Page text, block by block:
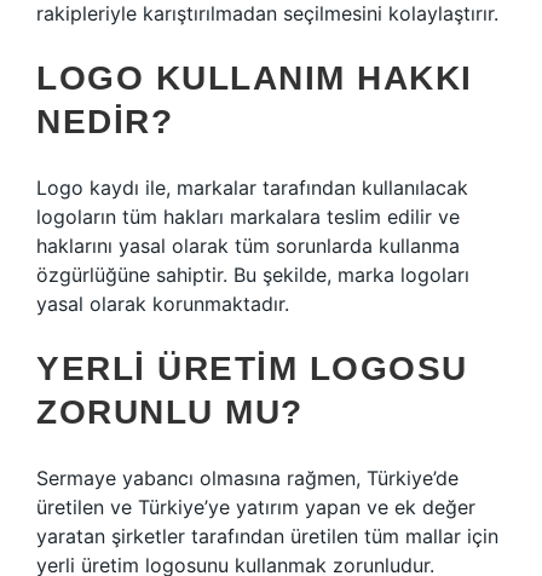
rakipleriyle karıştırılmadan seçilmesini kolaylaştırır.
LOGO KULLANIM HAKKI
NEDIR?
Logo kaydı ile, markalar tarafından kullanılacak
logoların tüm hakları markalara teslim edilir ve
haklarını yasal olarak tüm sorunlarda kullanma
özgürlüğüne sahiptir. Bu şekilde, marka logoları
yasal olarak korunmaktadır.
YERLI ÜRETIM LOGOSU
ZORUNLU MU?
Sermaye yabancı olmasına rağmen, Türkiye’de
üretilen ve Türkiye’ye yatırım yapan ve ek değer
yaratan şirketler tarafından üretilen tüm mallar için
yerli üretim logosunu kullanmak zorunludur.